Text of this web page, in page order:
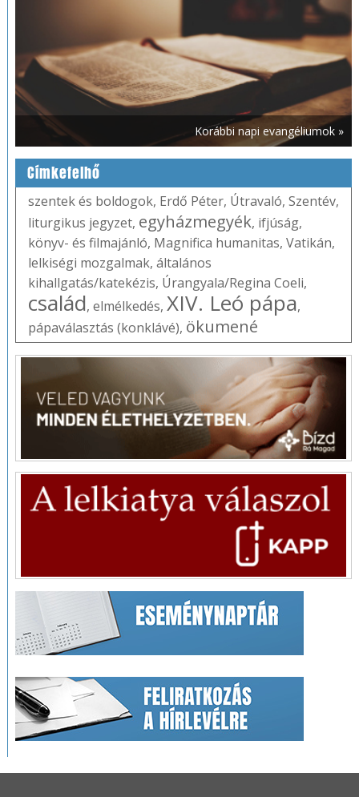
Korábbi napi evangéliumok »
Címkefelhő
szentek és boldogok, Erdő Péter, Útravaló, Szentév,
liturgikus jegyzet, egyházmegyék, ifjúság,
könyv- és filmajánló, Magnifica humanitas, Vatikán,
lelkiségi mozgalmak, általános
kihallgatás/katekézis, Úrangyala/Regina Coeli,
család, elmélkedés, XIV. Leó pápa,
pápaválasztás (konklávé), ökumené